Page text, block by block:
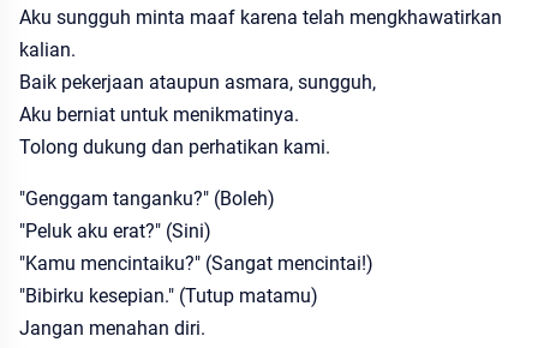
Aku sungguh minta maaf karena telah mengkhawatirkan
kalian.
Baik pekerjaan ataupun asmara, sungguh,
Aku berniat untuk menikmatinya.
Tolong dukung dan perhatikan kami.
"Genggam tanganku?" (Boleh)
"Peluk aku erat?" (Sini)
"Kamu mencintaiku?" (Sangat mencintai!)
"Bibirku kesepian." (Tutup matamu)
Jangan menahan diri.